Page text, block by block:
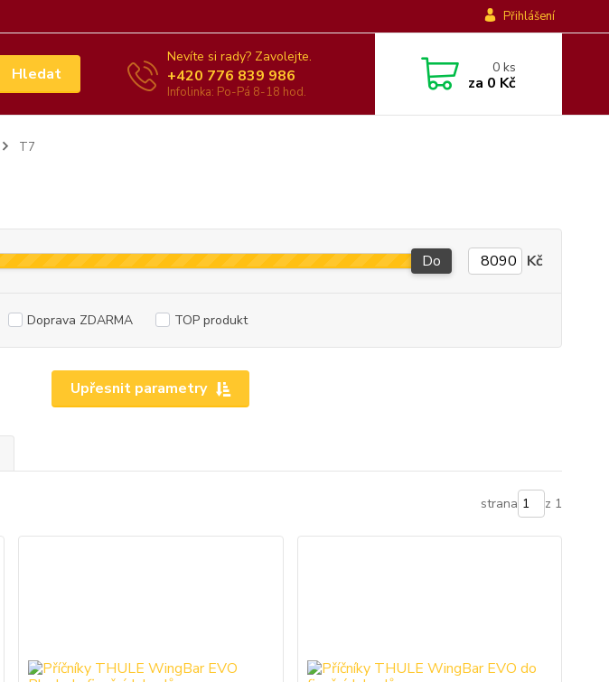
Přihlášení
Hledat
Nevíte si rady? Zavolejte.
+420 776 839 986
Infolinka: Po-Pá 8-18 hod.
0ks
za 0 Kč
T7
Upřesnit parametry
Do Kč
Doprava ZDARMA TOP produkt
strana z 1